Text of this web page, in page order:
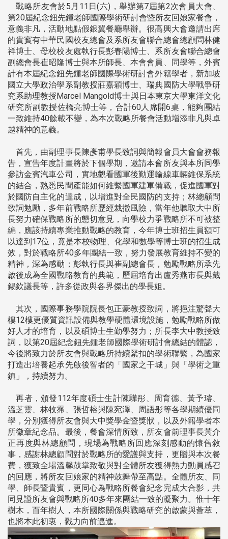
戰略所友會於5月11日(六)，舉辦第7屆第2次會員大會、
第20屆紀念鈕先鍾老師國際學術研討會暨所友回娘家餐會，
意義非凡，活動地點假銀翼餐廳舉辦。很高興大會邀請出席
的貴賓有中華民國校友總會及系所友會聯合總會總顧問林健
祥博士、母校校友處執行長彭春陽博士、系所友會聯合總會
副總會長崔昭隆博士與本所師長、本會會員、同學等，外賓
計有本屆紀念鈕先鍾老師國際學術研討會外籍學者，新加坡
國立大學政治學系副教授莊嘉穎博士、瑞典國防大學戰爭研
究系助理教授Marcel Mangold博士與日本東京大學東洋文化
研究所副教授佐橋亮博士等，合計60人席開6桌，能夠團結
一致維持40餘載不變，為本次戰略所餐會活動增添非凡與卓
越精神的意義。
首先，由副理事長陳彥甫學長致詞與簡報會員大會會務報
告，宣告年度計畫將於下個學期，邀請本會所友與本所同學
參訪金賓汽車公司，實地觀看國軍後勤運輸線車輛維保系統
的結合，熟悉民間產能如何維繫國軍建軍備戰，促進國軍對
於國防自主化的達成，以增進對全民國防的支持；林總顧問
致詞勉勵，多年前戰略所歷經裁撤風險，當年他聽取大中所
長努力確保戰略所的懇切意見，向學校力爭戰略所不可被整
編，應該持續專業推動戰略的教育，今年博士班招生員額可
以達到17位，竟是本校物理、化學和數學等博士班的招生成
效，對於戰略所40多年團結一致，努力發展教育維持不變的
精神，深為感動；彭執行長與崔副總會長，勉勵戰略所承先
啟後成為全國戰略教育的典範，歷屆培育出盧秀燕市長與戴
錫欽議長等，許多從政與各界傑出的學長姐。
其次，國際事務學院院長包正豪教授致詞，將挹注驚聲大
樓12樓更優質資訊設備與教學硬體環境設施，勉勵戰略所做
好人才的培育，以及碩博士生勤學努力；所長李大中教授致
詞，以第20屆紀念鈕先鍾老師國際學術研討會總結的體認，
今後將致力於所友會與戰略所持續緊扣的學術聯繫，為國家
打造出培養起承先啟後智者的「國家之干城」與「學術之重
鎮」，持續努力。
再者，頒發112年度碩士生計陳驊彤、周育德、黃予璿、
溫芝靈、林牧霈、張哲榕與陳宛澤、周語彤等各學期績優同
學，分別獲得所友會與大中獎學金暨獎狀，以及外籍學者本
所徽章紀念品。最後，餐會深情所致，所友會前理事長黃介
正再度與林總顧問，現場為戰略所回應深刻感動的懷舊敘
事，感謝林總顧問對於戰略所的愛護與支持，更贈與本次餐
費，獲致全場溫馨鼓掌致敬與對全體所友獲得熱力動員感召
的回應，將所友回娘家的精神鼓舞帶至高點。全體所友、同
學、師長暨貴賓，更同心為戰略所餐會紀念完成大合影，共
同見證所友會與戰略所40多年來團結一致的凝聚力。惟十年
樹木，百年樹人，本所國際關係與戰略研究的啟蒙與薈萃，
也將本此初衷，戮力向前邁進。